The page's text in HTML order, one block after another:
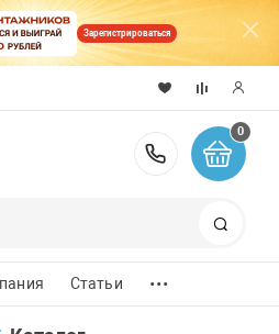
Зарегистрироваться
8 (800)
0
Статьи ...